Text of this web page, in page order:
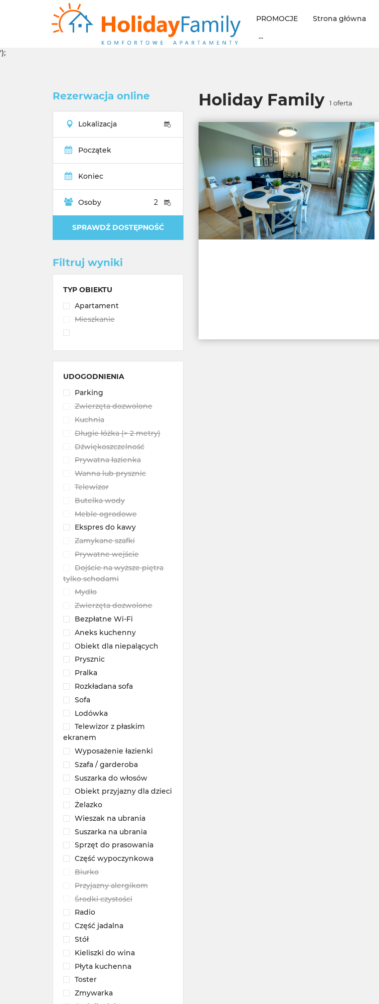
');
PROMOCJE Strona główna
...
Rezerwacja online
Lokalizacja
Początek
Koniec
Osoby
SPRAWDŹ DOSTĘPNOŚĆ
Filtruj wyniki
TYP OBIEKTU
Apartament
Mieszkanie
UDOGODNIENIA
Parking
Zwierzęta dozwolone
Kuchnia
Długie łóżka (> 2 metry)
Dźwiękoszczelność
Prywatna łazienka
Wanna lub prysznic
Telewizor
Butelka wody
Meble ogrodowe
Ekspres do kawy
Zamykane szafki
Prywatne wejście
Dojście na wyższe piętra
tylko schodami
Mydło
Zwierzęta dozwolone
Bezpłatne Wi-Fi
Aneks kuchenny
Obiekt dla niepalących
Prysznic
Pralka
Rozkładana sofa
Sofa
Lodówka
Telewizor z płaskim
ekranem
Wyposażenie łazienki
Szafa / garderoba
Suszarka do włosów
Obiekt przyjazny dla dzieci
Żelazko
Wieszak na ubrania
Suszarka na ubrania
Sprzęt do prasowania
Część wypoczynkowa
Biurko
Przyjazny alergikom
Środki czystości
Radio
Część jadalna
Stół
Kieliszki do wina
Płyta kuchenna
Toster
Zmywarka
Holiday Family 1 oferta